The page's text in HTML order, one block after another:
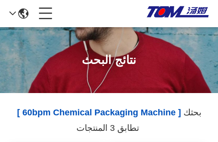
نتائج البحث
بحثك [ 60bpm Chemical Packaging Machine ]
تطابق 3 المنتجات